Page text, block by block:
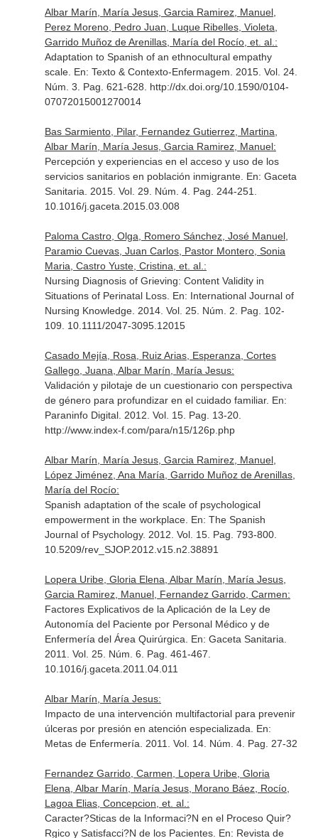
Albar Marín, María Jesus, Garcia Ramirez, Manuel,
Perez Moreno, Pedro Juan, Luque Ribelles, Violeta,
Garrido Muñoz de Arenillas, María del Rocío, et. al.:
Adaptation to Spanish of an ethnocultural empathy
scale. En: Texto & Contexto-Enfermagem . 2015. Vol. 24.
Núm. 3. Pag. 621-628. http://dx.doi.org/10.1590/0104-
07072015001270014
Bas Sarmiento, Pilar, Fernandez Gutierrez, Martina,
Albar Marín, María Jesus, Garcia Ramirez, Manuel:
Percepción y experiencias en el acceso y uso de los
servicios sanitarios en población inmigrante. En: Gaceta
Sanitaria . 2015. Vol. 29. Núm. 4. Pag. 244-251.
10.1016/j.gaceta.2015.03.008
Paloma Castro, Olga, Romero Sánchez, José Manuel,
Paramio Cuevas, Juan Carlos, Pastor Montero, Sonia
Maria, Castro Yuste, Cristina, et. al.:
Nursing Diagnosis of Grieving: Content Validity in
Situations of Perinatal Loss. En: International Journal of
Nursing Knowledge. 2014. Vol. 25. Núm. 2. Pag. 102-
109. 10.1111/2047-3095.12015
Casado Mejía, Rosa, Ruiz Arias, Esperanza, Cortes
Gallego, Juana, Albar Marín, María Jesus:
Validación y pilotaje de un cuestionario con perspectiva
de género para profundizar en el cuidado familiar. En:
Paraninfo Digital. 2012. Vol. 15. Pag. 13-20.
http://www.index-f.com/para/n15/126p.php
Albar Marín, María Jesus, Garcia Ramirez, Manuel,
López Jiménez, Ana María, Garrido Muñoz de Arenillas,
María del Rocío:
Spanish adaptation of the scale of psychological
empowerment in the workplace. En: The Spanish
Journal of Psychology. 2012. Vol. 15. Pag. 793-800.
10.5209/rev_SJOP.2012.v15.n2.38891
Lopera Uribe, Gloria Elena, Albar Marín, María Jesus,
Garcia Ramirez, Manuel, Fernandez Garrido, Carmen:
Factores Explicativos de la Aplicación de la Ley de
Autonomía del Paciente por Personal Médico y de
Enfermería del Área Quirúrgica. En: Gaceta Sanitaria
2011. Vol. 25. Núm. 6. Pag. 461-467.
10.1016/j.gaceta.2011.04.011
Albar Marín, María Jesus:
Impacto de una intervención multifactorial para prevenir
úlceras por presión en atención especializada. En:
Metas de Enfermería . 2011. Vol. 14. Núm. 4. Pag. 27-32
Fernandez Garrido, Carmen, Lopera Uribe, Gloria
Elena, Albar Marín, María Jesus, Morano Báez, Rocío,
Lagoa Elias, Concepcion, et. al.:
Caracter?Sticas de la Informaci?N en el Proceso Quir?
Rgico y Satisfacci?N de los Pacientes. En: Revista de